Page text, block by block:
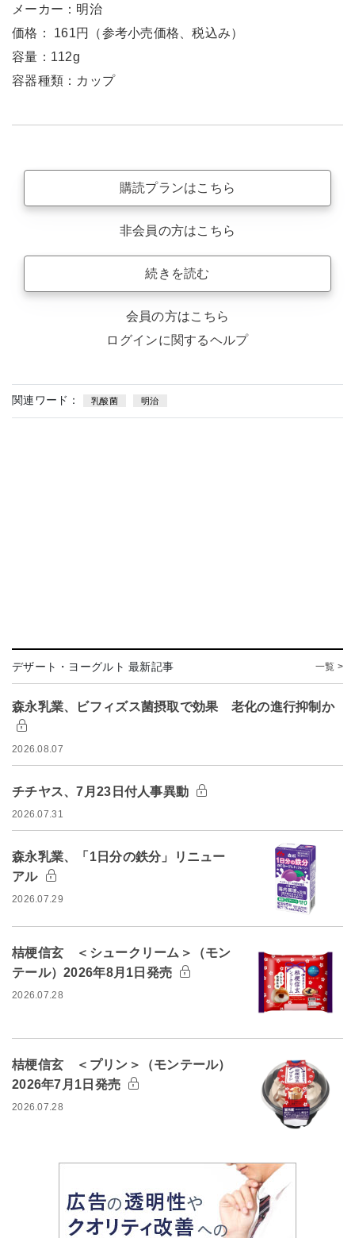
メーカー：明治
価格： 161円（参考小売価格、税込み）
容量：112g
容器種類：カップ
購読プランはこちら
非会員の方はこちら
続きを読む
会員の方はこちら
ログインに関するヘルプ
関連ワード： 乳酸菌 明治
デザート・ヨーグルト 最新記事 一覧 >
森永乳業、ビフィズス菌摂取で効果 老化の進行抑制か
2026.08.07
チチヤス、7月23日付人事異動
2026.07.31
森永乳業、「1日分の鉄分」リニュー
アル
2026.07.29
桔梗信玄 ＜シュークリーム＞（モン
テール）2026年8月1日発売
2026.07.28
桔梗信玄 ＜プリン＞（モンテール）
2026年7月1日発売
2026.07.28